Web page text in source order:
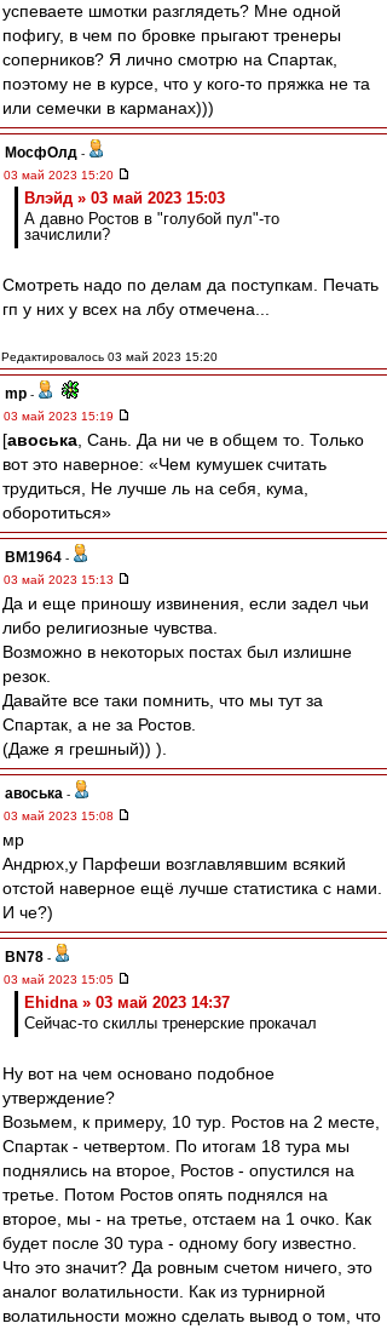
успеваете шмотки разглядеть? Мне одной
пофигу, в чем по бровке прыгают тренеры
соперников? Я лично смотрю на Спартак,
поэтому не в курсе, что у кого-то пряжка не та
или семечки в карманах)))
МосфОлд -
03 май 2023 15:20
Влэйд » 03 май 2023 15:03
А давно Ростов в "голубой пул"-то
зачислили?
Смотреть надо по делам да поступкам. Печать
гп у них у всех на лбу отмечена...
Редактировалось 03 май 2023 15:20
mp -
03 май 2023 15:19
[авоська , Сань. Да ни че в общем то. Только
вот это наверное: «Чем кумушек считать
трудиться, Не лучше ль на себя, кума,
оборотиться»
BM1964 -
03 май 2023 15:13
Да и еще приношу извинения, если задел чьи
либо религиозные чувства.
Возможно в некоторых постах был излишне
резок.
Давайте все таки помнить, что мы тут за
Спартак, а не за Ростов.
(Даже я грешный)) ).
авоська -
03 май 2023 15:08
мр
Андрюх,у Парфеши возглавлявшим всякий
отстой наверное ещё лучше статистика с нами.
И че?)
BN78 -
03 май 2023 15:05
Ehidna » 03 май 2023 14:37
Сейчас-то скиллы тренерские прокачал
Ну вот на чем основано подобное
утверждение?
Возьмем, к примеру, 10 тур. Ростов на 2 месте,
Спартак - четвертом. По итогам 18 тура мы
поднялись на второе, Ростов - опустился на
третье. Потом Ростов опять поднялся на
второе, мы - на третье, отстаем на 1 очко. Как
будет после 30 тура - одному богу известно.
Что это значит? Да ровным счетом ничего, это
аналог волатильности. Как из турнирной
волатильности можно сделать вывод о том, что